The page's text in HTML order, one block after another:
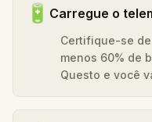
🔋 Carregue o
Certifique-se
menos 60% de
Questo e você